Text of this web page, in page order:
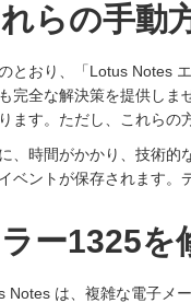
らの手動
とおり、「Lotus Notes
完全な解決策を提供しま
ます。ただし、これらの
、時間がかかり、技術的
ベントが保存されます。
ー1325を
Notes は、複雑な電子メ